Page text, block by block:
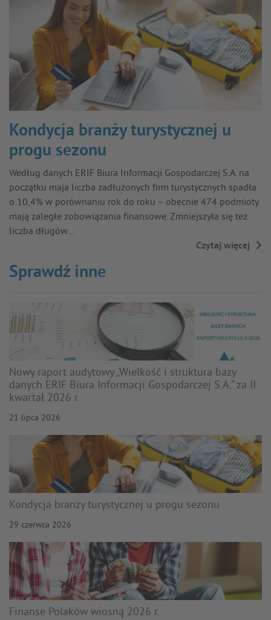
Kondycja branży turystycznej u
progu sezonu
Według danych ERIF Biura Informacji Gospodarczej S.A. na
początku maja liczba zadłużonych firm turystycznych spadła
o 10,4% w porównaniu rok do roku – obecnie 474 podmioty
mają zaległe zobowiązania finansowe. Zmniejszyła się też
liczba długów…
Czytaj więcej
Sprawdź inne
Nowy raport audytowy „Wielkość i struktura bazy
danych ERIF Biura Informacji Gospodarczej S.A.” za II
kwartał 2026 r.
21 lipca 2026
Kondycja branży turystycznej u progu sezonu
29 czerwca 2026
Finanse Polaków wiosną 2026 r.